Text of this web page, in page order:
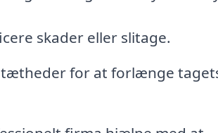
skader eller slitage.
for at forlænge